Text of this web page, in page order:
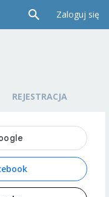
Zaloguj się
REJESTRACJA